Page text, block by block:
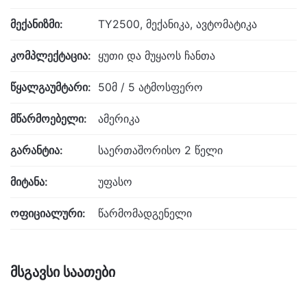
მექანიზმი: TY2500, მექანიკა, ავტომატიკა
კომპლექტაცია: ყუთი და მუყაოს ჩანთა
წყალგაუმტარი: 50მ / 5 ატმოსფერო
მწარმოებელი: ამერიკა
გარანტია: საერთაშორისო 2 წელი
მიტანა: უფასო
ოფიციალური: წარმომადგენელი
მსგავსი საათები